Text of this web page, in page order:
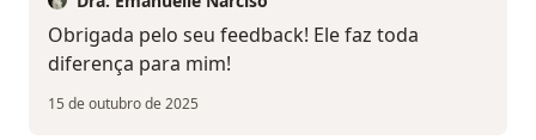
Obrigada pelo seu feedback! Ele faz toda
diferença para mim!
15 de outubro de 2025